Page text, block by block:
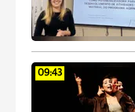
09:43